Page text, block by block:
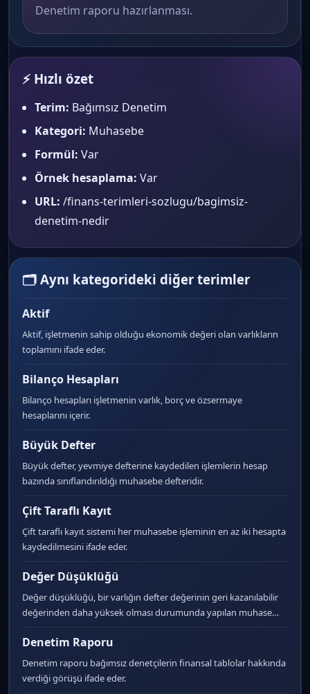
Denetim raporu hazırlanması.
⚡ Hızlı özet
Terim: Bağımsız Denetim
Kategori: Muhasebe
Formül: Var
Örnek hesaplama: Var
URL: /finans-terimleri-sozlugu/bagimsiz-
denetim-nedir
🗂 Aynı kategorideki diğer terimler
Aktif
Aktif, işletmenin sahip olduğu ekonomik değeri olan varlıkların
toplamını ifade eder.
Bilanço Hesapları
Bilanço hesapları işletmenin varlık, borç ve özsermaye
hesaplarını içerir.
Büyük Defter
Büyük defter, yevmiye defterine kaydedilen işlemlerin hesap
bazında sınıflandırıldığı muhasebe defteridir.
Çift Taraflı Kayıt
Çift taraflı kayıt sistemi her muhasebe işleminin en az iki hesapta
kaydedilmesini ifade eder.
Değer Düşüklüğü
Değer düşüklüğü, bir varlığın defter değerinin geri kazanılabilir
değerinden daha yüksek olması durumunda yapılan muhase…
Denetim Raporu
Denetim raporu bağımsız denetçilerin finansal tablolar hakkında
verdiği görüşü ifade eder.